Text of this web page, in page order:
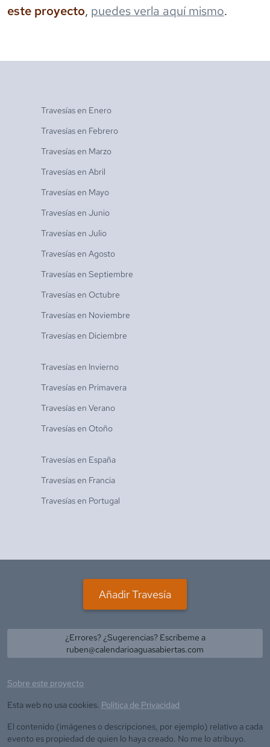
este proyecto, puedes verla aquí mismo.
Travesías en Enero
Travesías en Febrero
Travesías en Marzo
Travesías en Abril
Travesías en Mayo
Travesías en Junio
Travesías en Julio
Travesías en Agosto
Travesías en Septiembre
Travesías en Octubre
Travesías en Noviembre
Travesías en Diciembre
Travesías en Invierno
Travesías en Primavera
Travesías en Verano
Travesías en Otoño
Travesías en España
Travesías en Francia
Travesías en Portugal
Añadir Travesía
¿Errores? ¿Sugerencias? Escríbeme a
ruben@calendarioaguasabiertas.com
Sobre este proyecto
Esta web no usa cookies. Política de Privacidad
El contenido (imágenes o descripciones, por ejemplo) relativo a cada
evento es propiedad de quien lo haya creado. No me lo atribuyo.